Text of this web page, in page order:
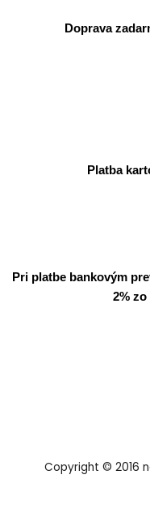
Doprava
Platba
Pri platbe bankovým
2%
Copyright © 2016